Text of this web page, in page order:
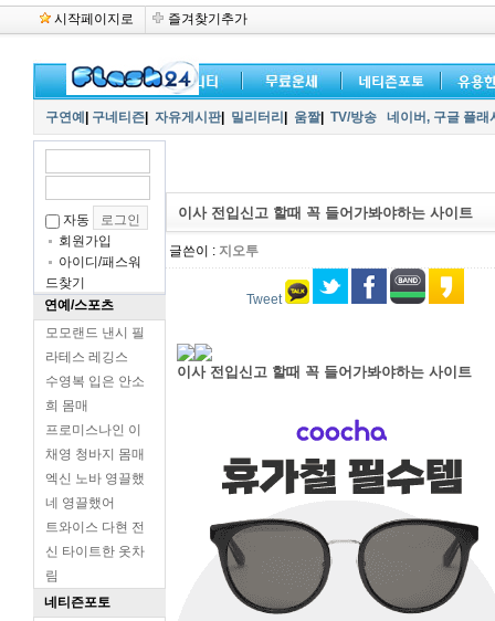
시작페이지로 즐겨찾기추가
구연예 구네티즌 자유게시판| 밀리터리 움짤| TV/방송 네이버, 구글 플
자동
회원가입
아이디/패스워
드찾기
연예/스포츠
모모랜드 낸시 필
라테스 레깅스
수영복 입은 안소
희 몸매
프로미스나인 이
채영 청바지 몸매
엑신 노바 영끌했
네 영끌했어
트와이스 다현 전
신 타이트한 옷차
림
네티즌포토
이사 전입신고 할때 꼭 들어가봐야하는 사이트
글쓴이 : 지오투
Tweet
이사 전입신고 할때 꼭 들어가봐야하는 사이트